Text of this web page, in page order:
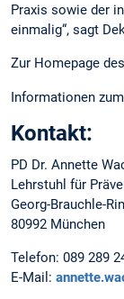
Praxis sowie der
einmalig“, sagt
Zur Homepage des
Informationen zum
Kontakt:
PD Dr. Annette
Lehrstuhl für
Georg-Brauchle-
80992 München
Telefon: 089 289
E-Mail: